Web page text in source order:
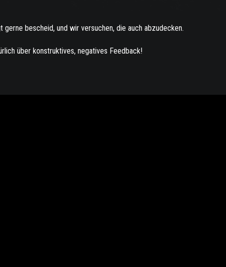
bescheid, und wir versuchen, die auch abzudecken.
über konstruktives, negatives Feedback!